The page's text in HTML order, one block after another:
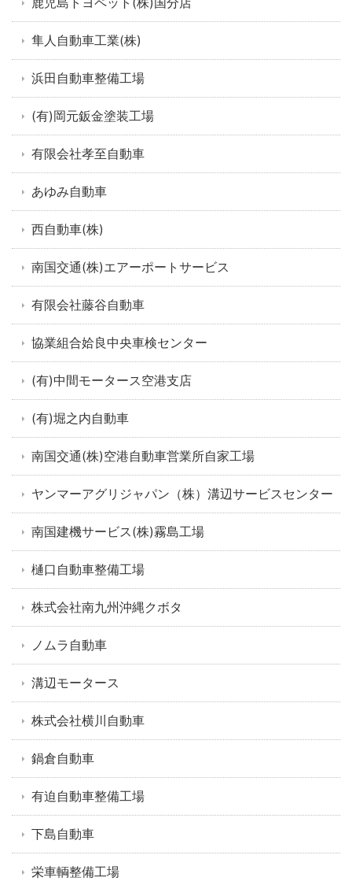
隼人自動車工業(株)
浜田自動車整備工場
(有)岡元鈑金塗装工場
有限会社孝至自動車
あゆみ自動車
西自動車(株)
南国交通(株)エアーポートサービス
有限会社藤谷自動車
協業組合姶良中央車検センター
(有)中間モータース空港支店
(有)堀之内自動車
南国交通(株)空港自動車営業所自家工場
ヤンマーアグリジャパン（株）溝辺サービスセンター
南国建機サービス(株)霧島工場
樋口自動車整備工場
株式会社南九州沖縄クボタ
ノムラ自動車
溝辺モータース
株式会社横川自動車
鍋倉自動車
有迫自動車整備工場
下島自動車
栄車輌整備工場